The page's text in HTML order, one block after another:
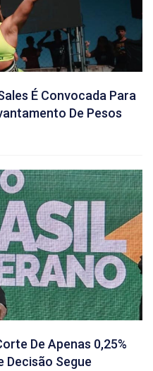
É Convocada Para
De Pesos
De Apenas 0,25%
Decisão Segue